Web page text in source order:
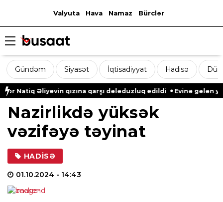
Valyuta Hava Namaz Bürclər
Gündəm Siyasət İqtisadiyyat Hadisə
Natiq Əliyevin qızına qarşı dələduzluq edildi Evinə gələn yol
Nazirlikdə yüksək
vəzifəyə təyinat
HADISƏ
01.10.2024 - 14:43